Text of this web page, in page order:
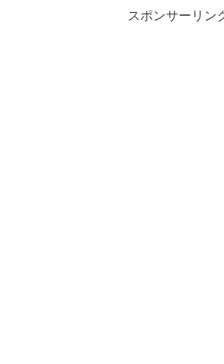
スポンサーリン